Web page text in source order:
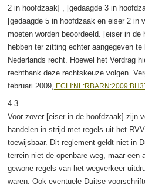
2 in hoofdzaak] , [gedaagde 3 in
[gedaagde 5 in hoofdzaak en eiser 2 in
moeten worden beoordeeld. [eiser in
hebben ter zitting echter aangegeven
Nederlands recht. Hoewel het Verdrag
rechtbank deze rechtskeuze volgen.
februari 2009,
4.3.
Voor zover [eiser in de hoofdzaak] zijn
handelen in strijd met regels uit het
toewijsbaar. Dit reglement geldt niet in
terrein niet de openbare weg, maar een
gewone regels van het wegverkeer
waren. Ook eventuele Duitse